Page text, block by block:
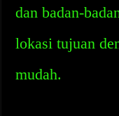
dan badan-
lokasi tujuan
mudah.